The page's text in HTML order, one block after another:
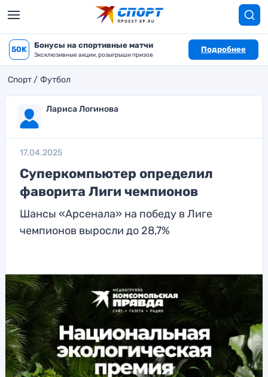
50K Бонусы на спортивные матчи
Эксклюзивные акции, розыгрыши призов
Подробнее
Спорт Футбол
Лариса Логинова
17.04.2025
Суперкомпьютер определил
фаворита Лиги чемпионов
Шансы «Арсенала» на победу в Лиге
чемпионов выросли до 28,7%